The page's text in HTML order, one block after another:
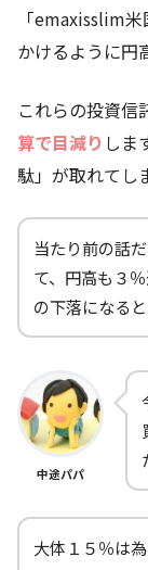
「emaxisslim
かけるように円
これらの投資信
算で目減り しま
駄」が取れてし
当たり前の話
て、円高も３
の下落になる
中途パパ
大体１５％は